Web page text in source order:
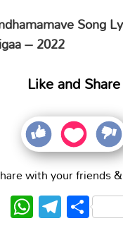
Song
– 2022
Like and Share
with your friends